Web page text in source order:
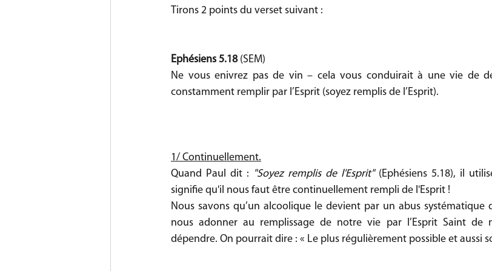
Tirons 2 points du verset suivant :
Ephésiens 5.18 (SEM)
Ne vous enivrez pas de vin – cela vous conduirait à une vie de
constamment remplir par l’Esprit (soyez remplis de l’Esprit).
1/ Continuellement.
Quand Paul dit : "Soyez remplis de l'Esprit" (Ephésiens 5.18), il
signifie qu'il nous faut être continuellement rempli de l'Esprit !
Nous savons qu’un alcoolique le devient par un abus systématique
nous adonner au remplissage de notre vie par l’Esprit Saint de
dépendre. On pourrait dire : « Le plus régulièrement possible et aussi